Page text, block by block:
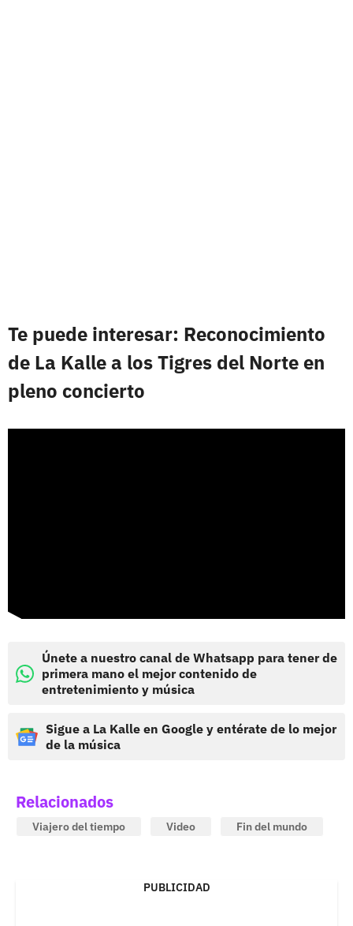
Te puede interesar: Reconocimiento
de La Kalle a los Tigres del Norte en
pleno concierto
Únete a nuestro canal de Whatsapp para tener de
primera mano el mejor contenido de
entretenimiento y música
Sigue a La Kalle en Google y entérate de lo mejor
de la música
Relacionados
Viajero del tiempo Video Fin del mundo
PUBLICIDAD